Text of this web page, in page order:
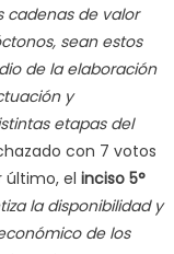
cadenas de valor
sean estos
de la elaboración
y
etapas del
con 7 votos
último, el inciso 5°
la disponibilidad y
de los